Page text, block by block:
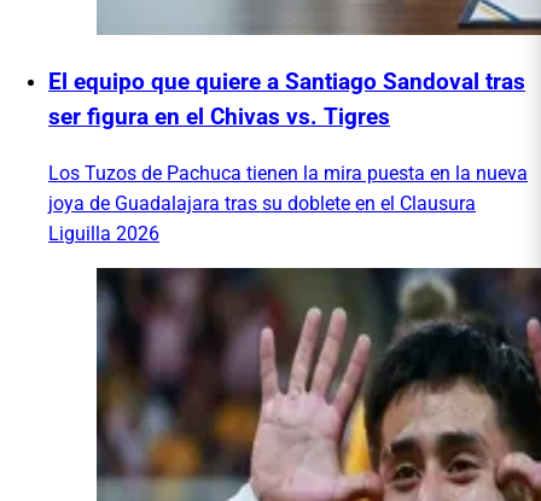
El equipo que quiere a Santiago Sandoval tras
ser figura en el Chivas vs. Tigres
Los Tuzos de Pachuca tienen la mira puesta en la nueva
joya de Guadalajara tras su doblete en el Clausura
Liguilla 2026